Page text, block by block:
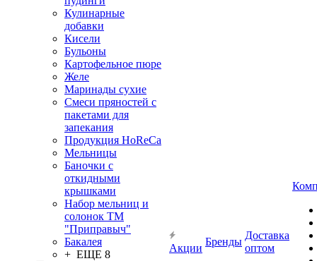
Кулинарные
добавки
Кисели
Бульоны
Картофельное пюре
Желе
Маринады сухие
Смеси пряностей с
пакетами для
запекания
Продукция HoReCa
Мельницы
Баночки с
откидными
крышками
Набор мельниц и
солонок ТМ
"Приправыч"
Бакалея
+ ЕЩЕ 8
Акции
Бренды
Доставка
оптом